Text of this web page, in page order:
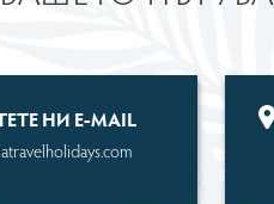
НИ Е-MAIL